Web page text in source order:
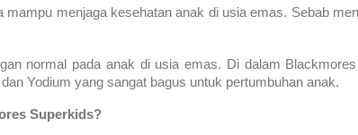
mampu menjaga kesehatan anak di usia emas. Sebab
normal pada anak di usia emas. Di dalam
Yodium yang sangat bagus untuk pertumbuhan anak.
Superkids?